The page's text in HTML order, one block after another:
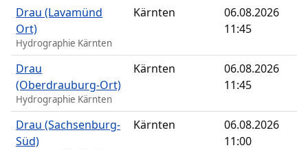
Drau (Lavamünd
Ort)
Hydrographie Kärnten
Kärnten
06.08.2026
11:45
Drau
(Oberdrauburg-Ort)
Hydrographie Kärnten
Kärnten
06.08.2026
11:45
Drau (Sachsenburg-
Süd)
Kärnten
06.08.2026
11:00